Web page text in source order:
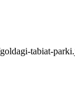
tabiat-